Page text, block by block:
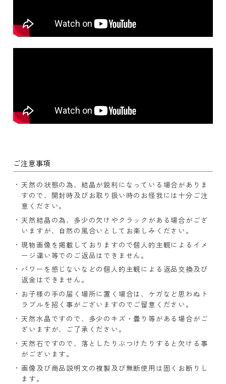
ご注意事項
天然の状態の為、結晶が鋭利になっている場合がありま
すので、開封時及びお取り扱い時のお怪我には十分ご注
意ください。
天然結晶の為、多少の欠けやクラックがある場合がござ
いますが、自然の風合いとしてお楽しみください。
現物画像を掲載しておりますので個人的主観によるイメ
ージ違い等でのご返品はできません。
パワーを感じないなどの個人的主観による返品交換及び
返金はできません。
お子様の手の届く場所に置く場合は、ケガなど思わぬト
ラブルを招く事がございますのでご留意ください。
天然水晶ですので、多少のキズ・曇り等がある場合がご
ざいますが、ご了承ください。
天然石ですので、落としたりぶつけたりすると欠ける事
がございます。
画像及び商品説明文の複製及び無断使用は固くお断りし
ます。